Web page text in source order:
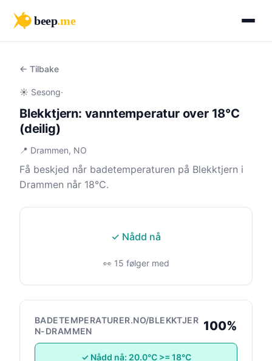
beep.me
← Tilbake
☀️ Sesong·
Blekktjern: vanntemperatur over 18°C
(deilig)
📍 Drammen, NO
Få beskjed når badetemperaturen på Blekktjern i
Drammen når 18°C.
✓ Nådd nå
👀 15 følger med
BADETEMPERATURER.NO/BLEKKTJER
N-DRAMMEN
100%
✓ Nådd nå: 20.0°C >= 18°C